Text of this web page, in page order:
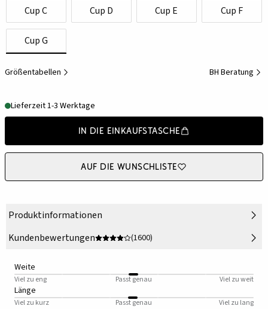
Cup C Cup D Cup E Cup F
Cup G
Größentabellen BH Beratung
Lieferzeit 1-3 Werktage
In die Einkaufstasche
Auf die Wunschliste
Produktinformationen
Kundenbewertungen
(1600)
Weite
Viel zu eng Passt genau Viel zu weit
Länge
Viel zu kurz Passt genau Viel zu lang